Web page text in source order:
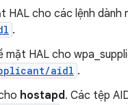
HAL cho các lệnh
.
mặt HAL cho
aidl .
hostapd. Các tệp